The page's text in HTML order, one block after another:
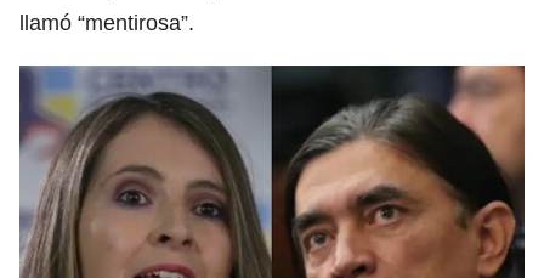
llamó “mentirosa”.